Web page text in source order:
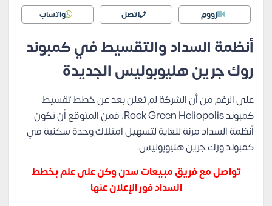
زووم اتصل واتساب
أنظمة السداد والتقسيط في كمبوند
روك جرين هليوبوليس الجديدة
على الرغم من أن الشركة لم تعلن بعد عن خطط تقسيط
كمبوند Rock Green Heliopolis، فمن المتوقع أن تكون
أنظمة السداد مرنة للغاية لتسهيل امتلاك وحدة سكنية في
كمبوند ورك جرين هليوبوليس.
تواصل مع فريق مبيعات سدن وكن على علم بخطط
السداد فور الإعلان عنها